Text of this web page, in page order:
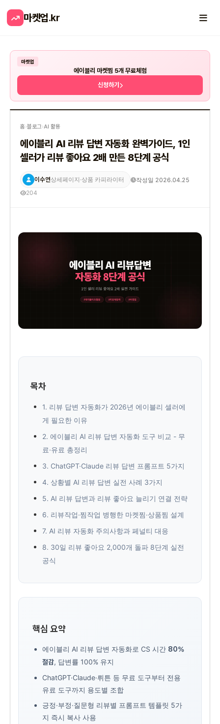
마켓업.kr
마켓업
에이블리 마켓찜 5개 무료체험
신청하기
홈›블로그›AI 활용
에이블리 AI 리뷰 답변 자동화 완벽가이드, 1인
셀러가 리뷰 좋아요 2배 만든 8단계 공식
이수연상세페이지·상품 카피라이터
작성일 2026.04.25
204
목차
1. 리뷰 답변 자동화가 2026년 에이블리 셀러에
게 필요한 이유
2. 에이블리 AI 리뷰 답변 자동화 도구 비교 - 무
료·유료 총정리
3. ChatGPT·Claude 리뷰 답변 프롬프트 5가지
4. 상황별 AI 리뷰 답변 실전 사례 3가지
5. AI 리뷰 답변과 리뷰 좋아요 늘리기 연결 전략
6. 리뷰작업·찜작업 병행한 마켓찜·상품찜 설계
7. AI 리뷰 자동화 주의사항과 페널티 대응
8. 30일 리뷰 좋아요 2,000개 돌파 8단계 실전
공식
핵심 요약
에이블리 AI 리뷰 답변 자동화로 CS 시간 80%
절감, 답변률 100% 유지
ChatGPT·Claude·뤼튼 등 무료 도구부터 전용
유료 도구까지 용도별 조합
긍정·부정·질문형 리뷰별 프롬프트 템플릿 5가
지 즉시 복사 사용